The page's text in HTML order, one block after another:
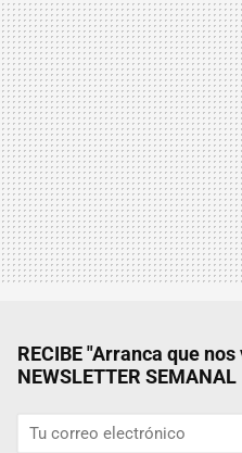
RECIBE "Arranca que
NEWSLETTER SEMANAL